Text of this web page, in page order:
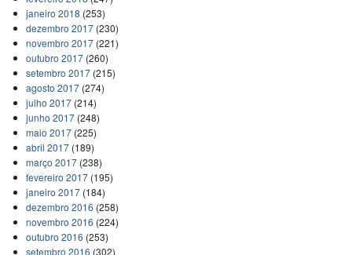
janeiro 2018 (253)
dezembro 2017(230)
novembro 2017(221)
outubro 2017(260)
setembro 2017(215)
agosto 2017(274)
julho 2017(214)
junho 2017(248)
maio 2017(225)
abril 2017(189)
março 2017(238)
fevereiro 2017(195)
janeiro 2017(184)
dezembro 2016 (258)
novembro 2016 (224)
outubro 2016 (253)
setembro 2016 (302)